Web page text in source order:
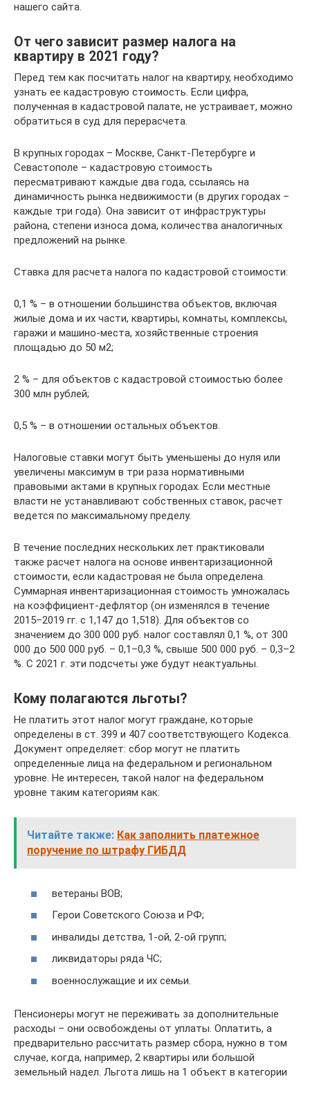
нашего сайта.
От чего зависит размер налога на
квартиру в 2021 году?
Перед тем как посчитать налог на квартиру, необходимо
узнать ее кадастровую стоимость. Если цифра,
полученная в кадастровой палате, не устраивает, можно
обратиться в суд для перерасчета.
В крупных городах – Москве, Санкт-Петербурге и
Севастополе – кадастровую стоимость
пересматривают каждые два года, ссылаясь на
динамичность рынка недвижимости (в других городах –
каждые три года). Она зависит от инфраструктуры
района, степени износа дома, количества аналогичных
предложений на рынке.
Ставка для расчета налога по кадастровой стоимости:
0,1 % – в отношении большинства объектов, включая
жилые дома и их части, квартиры, комнаты, комплексы,
гаражи и машино-места, хозяйственные строения
площадью до 50 м2;
2 % – для объектов с кадастровой стоимостью более
300 млн рублей;
0,5 % – в отношении остальных объектов.
Налоговые ставки могут быть уменьшены до нуля или
увеличены максимум в три раза нормативными
правовыми актами в крупных городах. Если местные
власти не устанавливают собственных ставок, расчет
ведется по максимальному пределу.
В течение последних нескольких лет практиковали
также расчет налога на основе инвентаризационной
стоимости, если кадастровая не была определена.
Суммарная инвентаризационная стоимость умножалась
на коэффициент-дефлятор (он изменялся в течение
2015–2019 гг. с 1,147 до 1,518). Для объектов со
значением до 300 000 руб. налог составлял 0,1 %, от 300
000 до 500 000 руб. – 0,1–0,3 %, свыше 500 000 руб. – 0,3–2
%. С 2021 г. эти подсчеты уже будут неактуальны.
Кому полагаются льготы?
Не платить этот налог могут граждане, которые
определены в ст. 399 и 407 соответствующего Кодекса.
Документ определяет: сбор могут не платить
определенные лица на федеральном и региональном
уровне. Не интересен, такой налог на федеральном
уровне таким категориям как:
Читайте также: Как заполнить платежное
поручение по штрафу ГИБДД
ветераны ВОВ;
Герои Советского Союза и РФ;
инвалиды детства, 1-ой, 2-ой групп;
ликвидаторы ряда ЧС;
военнослужащие и их семьи.
Пенсионеры могут не переживать за дополнительные
расходы – они освобождены от уплаты. Оплатить, а
предварительно рассчитать размер сбора, нужно в том
случае, когда, например, 2 квартиры или большой
земельный надел. Льгота лишь на 1 объект в категории